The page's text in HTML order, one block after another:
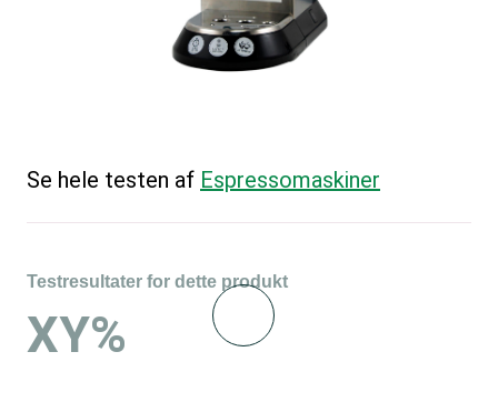
Se hele testen af Espressomaskiner
Testresultater for dette produkt
XY%